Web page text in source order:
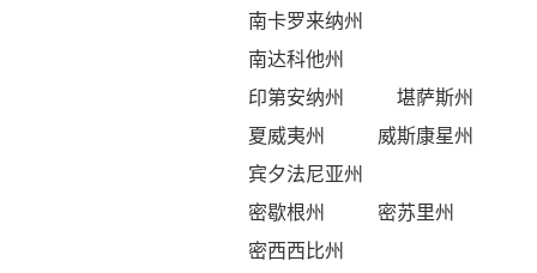
南卡罗来纳州
南达科他州
印第安纳州
堪萨斯州
夏威夷州
威斯康星州
宾夕法尼亚州
密歇根州
密苏里州
密西西比州